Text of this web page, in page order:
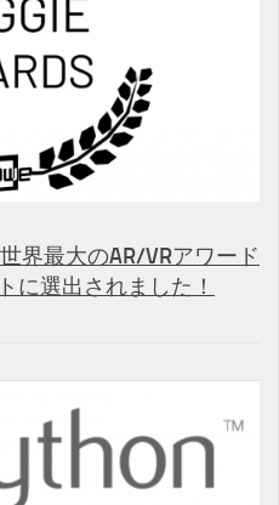
界最大のAR/VRアワード
に選出されました！